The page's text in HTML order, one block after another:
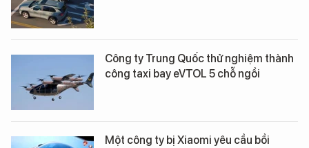
Công ty Trung Quốc thử nghiệm thành
công taxi bay eVTOL 5 chỗ ngồi
Một công ty bị Xiaomi yêu cầu bồi